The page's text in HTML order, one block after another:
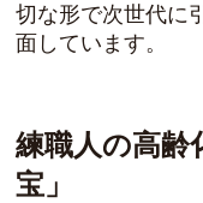
切な形で次世代に
面しています。
練職人の高齢
宝」